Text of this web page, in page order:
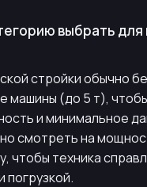
выбрать для
стройки обычно
машины (до 5 т),
и минимальное
смотреть на
чтобы техника
погрузкой.